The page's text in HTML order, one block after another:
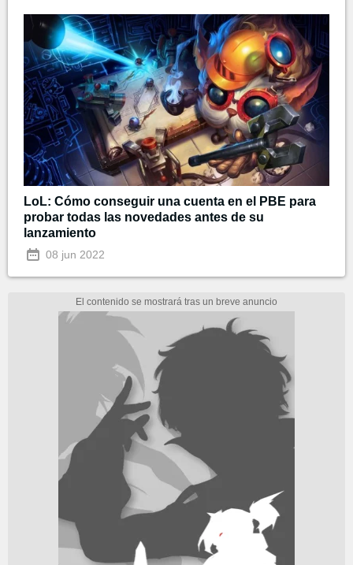
LoL: Cómo conseguir una cuenta en el PBE para
probar todas las novedades antes de su
lanzamiento
08 jun 2022